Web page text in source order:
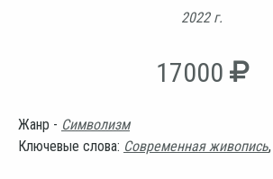
2022 г.
17000
Жанр - Символизм
Ключевые слова: Современная живопись,